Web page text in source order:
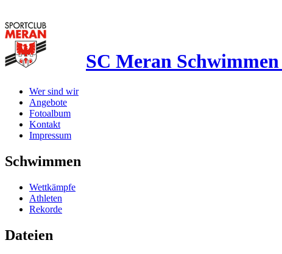
SC Meran Schwimmen
Wer sind wir
Angebote
Fotoalbum
Kontakt
Impressum
Schwimmen
Wettkämpfe
Athleten
Rekorde
Dateien